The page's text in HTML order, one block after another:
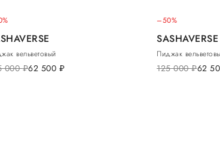
вельветовый
000руб.62 500 руб.
–50%
SASHAVERSE
Пиджак
125 000руб.62